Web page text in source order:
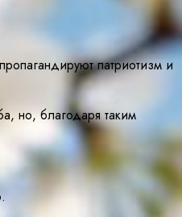
патриотизм и
но, благодаря таким